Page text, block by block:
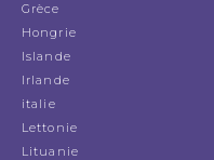
Grèce
Hongrie
Islande
Irlande
italie
Lettonie
Lituanie